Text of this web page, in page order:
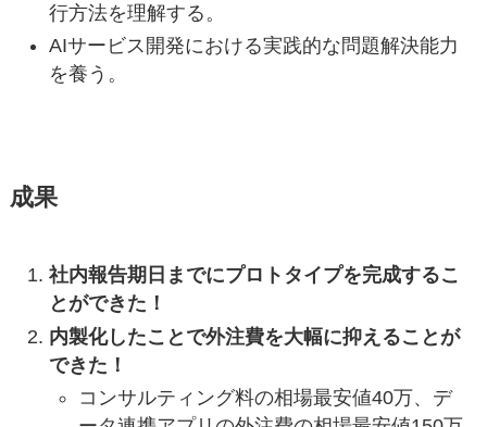
行方法を理解する。
AIサービス開発における実践的な問題解決能力
を養う。
成果
社内報告期日までにプロトタイプを完成するこ
とができた！
内製化したことで外注費を大幅に抑えることが
できた！
コンサルティング料の相場最安値40万、デ